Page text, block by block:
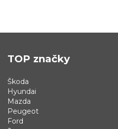
TOP značky
Škoda
Hyundai
Mazda
Peugeot
Ford